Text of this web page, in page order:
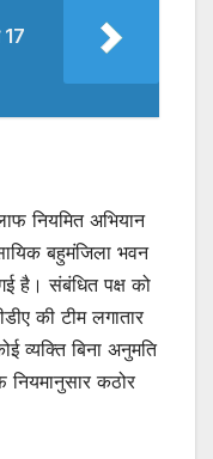
नियमित अभियान
बहुमंजिला भवन
है। संबंधित पक्ष को
की टीम लगातार
व्यक्ति बिना अनुमति
नियमानुसार कठोर